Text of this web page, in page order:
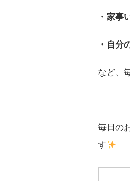
・家事
・自分
など、
毎日の
す